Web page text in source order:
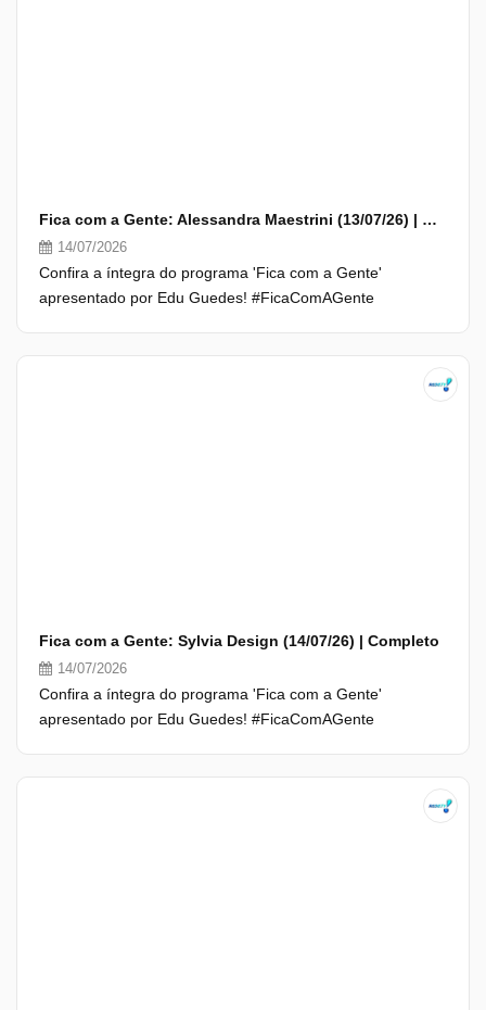
Fica com a Gente: Alessandra Maestrini (13/07/26) | Completo
14/07/2026
Confira a íntegra do programa 'Fica com a Gente'
apresentado por Edu Guedes! #FicaComAGente
Fica com a Gente: Sylvia Design (14/07/26) | Completo
14/07/2026
Confira a íntegra do programa 'Fica com a Gente'
apresentado por Edu Guedes! #FicaComAGente